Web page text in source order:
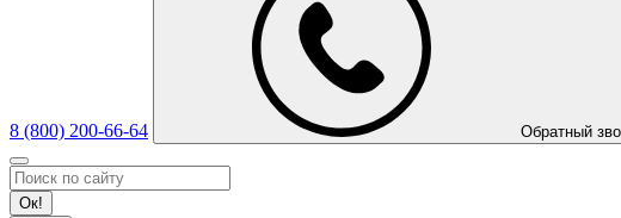
8 (800) 200-66-64 Обратный
Ок!